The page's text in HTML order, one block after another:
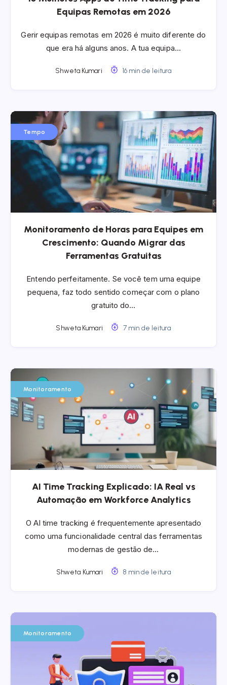
Equipas Remotas em 2026
Gerir equipas remotas em 2026 é muito diferente do
que era há alguns anos. A tua equipa…
Shweta Kumari 16 min de leitura
Tempo
Monitoramento de Horas para Equipes em
Crescimento: Quando Migrar das
Ferramentas Gratuitas
Entendo perfeitamente. Se você tem uma equipe
pequena, faz todo sentido começar com o plano
gratuito do…
Shweta Kumari 7 min de leitura
Monitoramento
AI Time Tracking Explicado: IA Real vs
Automação em Workforce Analytics
O AI time tracking é frequentemente apresentado
como uma funcionalidade central das ferramentas
modernas de gestão de…
Shweta Kumari 8 min de leitura
Monitoramento